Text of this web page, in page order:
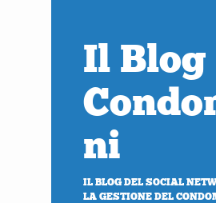
Il Blog
ni
IL BLOG DEL SOCIAL
LA GESTIONE DEL